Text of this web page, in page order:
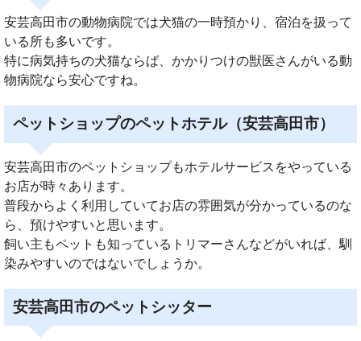
安芸高田市の動物病院では犬猫の一時預かり、宿泊を扱って
いる所も多いです。
特に病気持ちの犬猫ならば、かかりつけの獣医さんがいる動
物病院なら安心ですね。
ペットショップのペットホテル（安芸高田市）
安芸高田市のペットショップもホテルサービスをやっている
お店が時々あります。
普段からよく利用していてお店の雰囲気が分かっているのな
ら、預けやすいと思います。
飼い主もペットも知っているトリマーさんなどがいれば、馴
染みやすいのではないでしょうか。
安芸高田市のペットシッター